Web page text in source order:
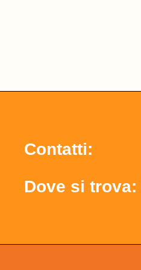
Contatti:
Dove si trova: